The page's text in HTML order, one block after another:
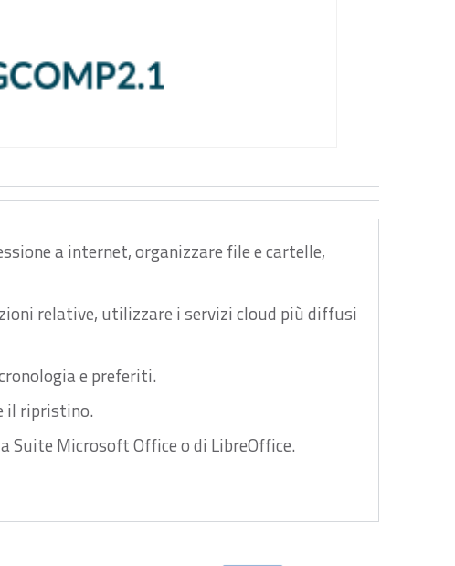
a internet, organizzare file e cartelle,
relative, utilizzare i servizi cloud più diffusi
e preferiti.
il ripristino.
Suite Microsoft Office o di LibreOffice.